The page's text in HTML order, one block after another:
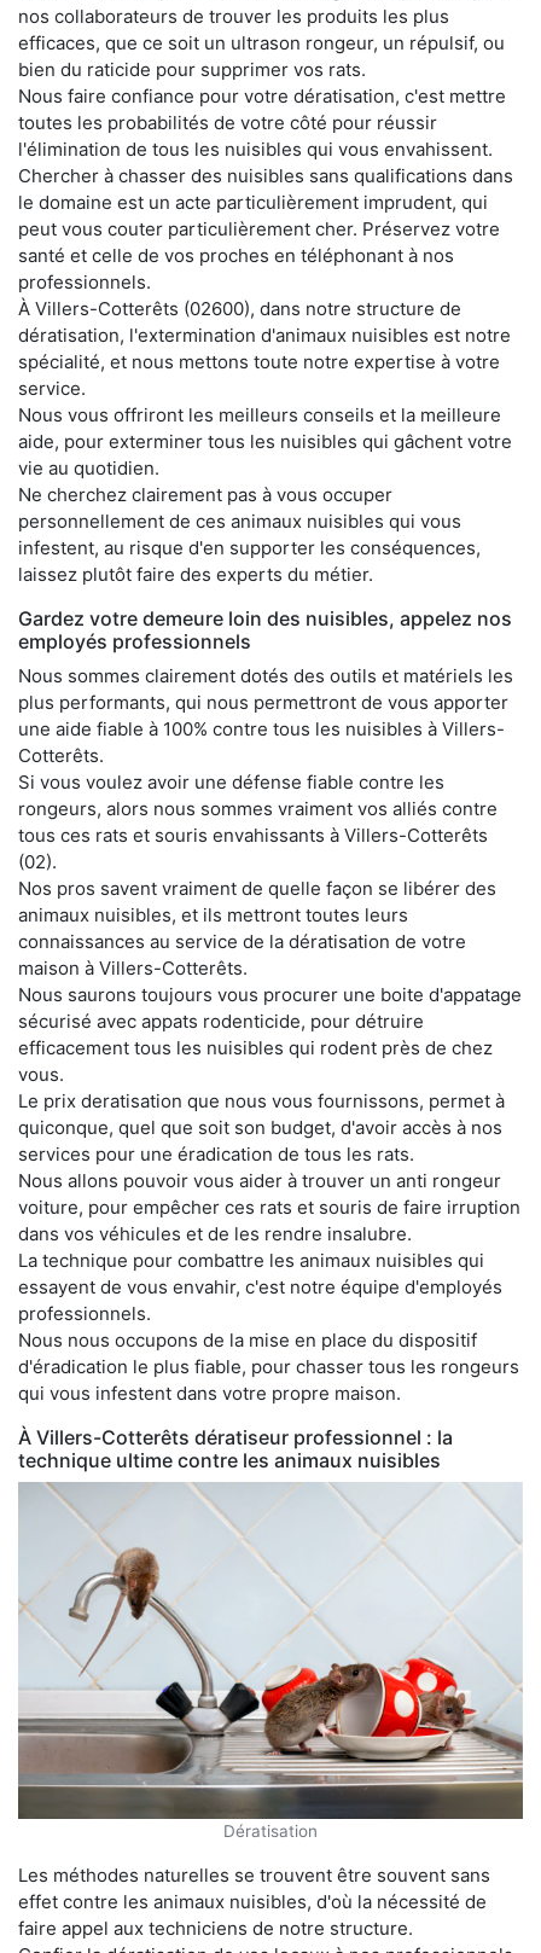
nos collaborateurs de trouver les produits les plus
efficaces, que ce soit un ultrason rongeur, un répulsif, ou
bien du raticide pour supprimer vos rats.
Nous faire confiance pour votre dératisation, c'est mettre
toutes les probabilités de votre côté pour réussir
l'élimination de tous les nuisibles qui vous envahissent.
Chercher à chasser des nuisibles sans qualifications dans
le domaine est un acte particulièrement imprudent, qui
peut vous couter particulièrement cher. Préservez votre
santé et celle de vos proches en téléphonant à nos
professionnels.
À Villers-Cotterêts (02600), dans notre structure de
dératisation, l'extermination d'animaux nuisibles est notre
spécialité, et nous mettons toute notre expertise à votre
service.
Nous vous offriront les meilleurs conseils et la meilleure
aide, pour exterminer tous les nuisibles qui gâchent votre
vie au quotidien.
Ne cherchez clairement pas à vous occuper
personnellement de ces animaux nuisibles qui vous
infestent, au risque d'en supporter les conséquences,
laissez plutôt faire des experts du métier.
Gardez votre demeure loin des nuisibles, appelez nos
employés professionnels
Nous sommes clairement dotés des outils et matériels les
plus performants, qui nous permettront de vous apporter
une aide fiable à 100% contre tous les nuisibles à Villers-
Cotterêts.
Si vous voulez avoir une défense fiable contre les
rongeurs, alors nous sommes vraiment vos alliés contre
tous ces rats et souris envahissants à Villers-Cotterêts
(02).
Nos pros savent vraiment de quelle façon se libérer des
animaux nuisibles, et ils mettront toutes leurs
connaissances au service de la dératisation de votre
maison à Villers-Cotterêts.
Nous saurons toujours vous procurer une boite d'appatage
sécurisé avec appats rodenticide, pour détruire
efficacement tous les nuisibles qui rodent près de chez
vous.
Le prix deratisation que nous vous fournissons, permet à
quiconque, quel que soit son budget, d'avoir accès à nos
services pour une éradication de tous les rats.
Nous allons pouvoir vous aider à trouver un anti rongeur
voiture, pour empêcher ces rats et souris de faire irruption
dans vos véhicules et de les rendre insalubre.
La technique pour combattre les animaux nuisibles qui
essayent de vous envahir, c'est notre équipe d'employés
professionnels.
Nous nous occupons de la mise en place du dispositif
d'éradication le plus fiable, pour chasser tous les rongeurs
qui vous infestent dans votre propre maison.
À Villers-Cotterêts dératiseur professionnel : la
technique ultime contre les animaux nuisibles
Dératisation
Les méthodes naturelles se trouvent être souvent sans
effet contre les animaux nuisibles, d'où la nécessité de
faire appel aux techniciens de notre structure.